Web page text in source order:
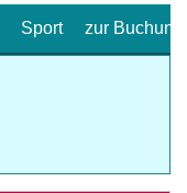
Sport zur Buchung